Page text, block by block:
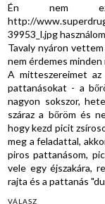
Én nem
http://
39953_l.jpg
Tavaly nyáron
nem érdemes
A mitteszereimet
pattanásokat - a
nagyon sokszor,
száraz a bőröm és
hogy kezd picit
meg a feladattal,
piros pattanásom,
vele egy éjszakára,
rajta és a pattanás
VÁLASZ